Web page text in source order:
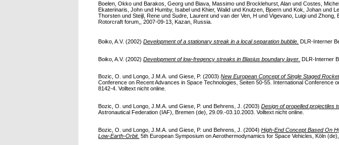
Boelen, Okko undBarakos, Georg undBiava, Massimo undBrocklehurst, Alan undCostes, Michel
Ekaterinaris, John undHumby, Isabel undKhier, Walid undKnutzen, Bjoern undKok, Johan und
Thorsten undSteijl, Rene undSudre, Laurent undvan der Ven, H undVigevano, Luigi undZhong,
Rotorcraft forum,, 2007-09-13, Kazan, Russia.
Boiko, A.V. (2002)Development of a stationary streak in a local separation bubble. DLR-Interner
Boiko, A.V. (2002)Development of low-freqency streaks in Blasius boundary layer. DLR-Interner
Bozic, O. und Longo, J.M.A. undGiese, P. (2003)New European Concept of Single Staged
Conference on Recent Advances in Space Technologies, Seiten 50-55. International
8142-4. Volltext nicht online.
Bozic, O. undLongo, J.M.A. undGiese, P. undBehrens, J. (2003)Design of propelled projectiles
Astronautical Federation (IAF), Bremen (de), 29.09.-03.10.2003. Volltext nicht online.
Bozic, O. undLongo, J.M.A. undGiese, P. undBehrens, J. (2004)High-End Concept Based On
Low-Earth-Orbit. 5th European Symposium on Aerothermodynamics for Space Vehicles, Köln